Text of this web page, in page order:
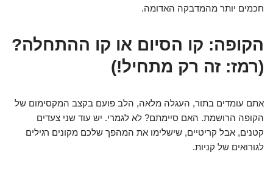
חכמים יותר מהמדבקה האדומה.
הקופה: קו הסיום או קו ההתחלה?
(רמז: זה רק מתחיל!)
אתם עומדים בתור, העגלה מלאה, הלב פועם בקצב המקסימום של
הקופה הרושמת. האם סיימתם? לא לגמרי. יש עוד שני צעדים
קטנים, אבל קריטיים, שישלימו את המהפך שלכם מקונים רגילים
לגורואים של קניות.